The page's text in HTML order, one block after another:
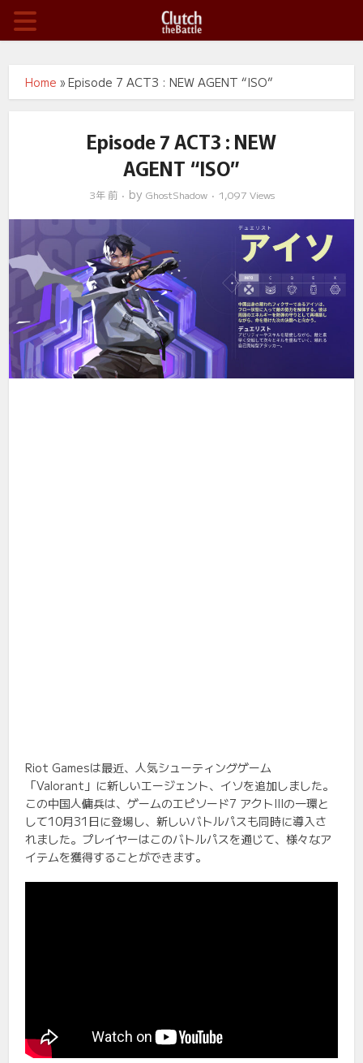
Home »Episode 7 ACT3 : NEW AGENT “ISO”
Episode 7 ACT3 : NEW
AGENT “ISO”
3年 前 by GhostShadow 1,097 Views
Riot Gamesは最近、人気シューティングゲーム
「Valorant」に新しいエージェント、イソを追加しました。
この中国人傭兵は、ゲームのエピソード7 アクトIIIの一環と
して10月31日に登場し、新しいバトルパスも同時に導入さ
れました。プレイヤーはこのバトルパスを通じて、様々なア
イテムを獲得することができます。